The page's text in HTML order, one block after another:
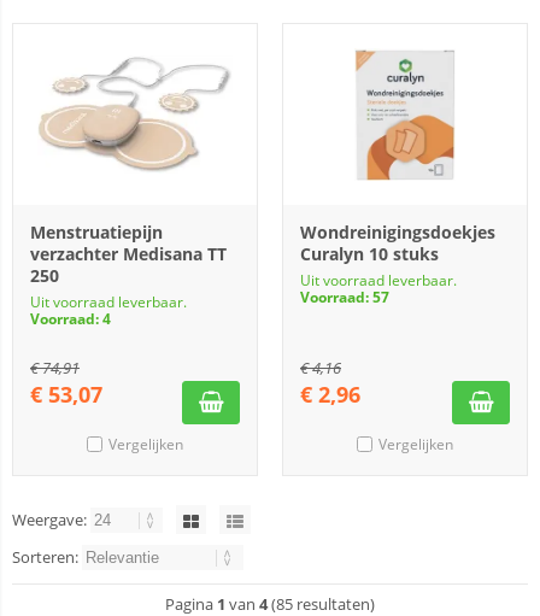
Menstruatiepijn
verzachter Medisana TT
250
Uit voorraad leverbaar.
Voorraad: 4
€74,91
€ 53,07
Vergelijken
Wondreinigingsdoekjes
Curalyn 10 stuks
Uit voorraad leverbaar.
Voorraad: 57
€4,16
€ 2,96
Vergelijken
Weergave:
Sorteren:
Pagina 1 van 4(85 resultaten)